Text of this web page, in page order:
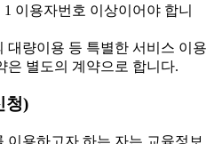
이용자번호 이상이어야 합니
량이용 등 특별한 서비스 이용
은 별도의 계약으로 합니다.
청)